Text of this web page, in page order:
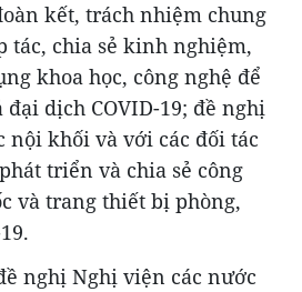
kết, trách nhiệm chung
tác, chia sẻ kinh nghiệm,
khoa học, công nghệ để
dịch COVID-19; đề nghị
nội khối và với các đối tác
triển và chia sẻ công
và trang thiết bị phòng,
nghị Nghị viện các nước